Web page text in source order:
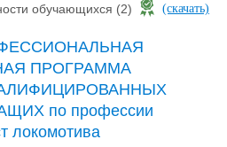
обучающихся (2) (скачать)
ПРОГРАММА
по профессии
локомотива